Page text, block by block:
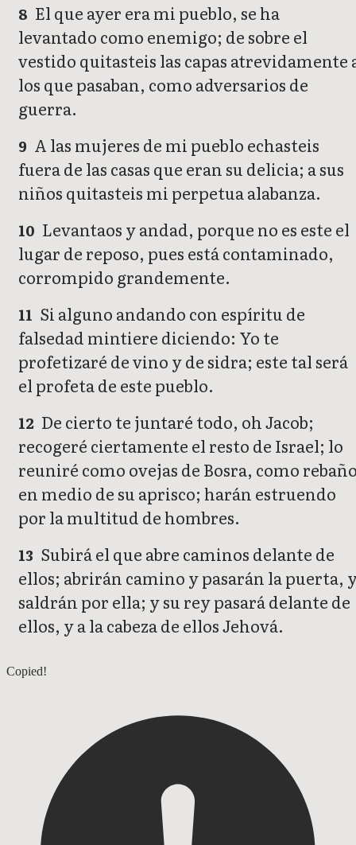
8 El que ayer era mi pueblo, se ha
levantado como enemigo; de sobre el
vestido quitasteis las capas atrevidamente
los que pasaban, como adversarios de
guerra.
9 A las mujeres de mi pueblo echasteis
fuera de las casas que eran su delicia; a sus
niños quitasteis mi perpetua alabanza.
10 Levantaos y andad, porque no es este el
lugar de reposo, pues está contaminado,
corrompido grandemente.
11 Si alguno andando con espíritu de
falsedad mintiere diciendo: Yo te
profetizaré de vino y de sidra; este tal será
el profeta de este pueblo.
12 De cierto te juntaré todo, oh Jacob;
recogeré ciertamente el resto de Israel; lo
reuniré como ovejas de Bosra, como
en medio de su aprisco; harán estruendo
por la multitud de hombres.
13 Subirá el que abre caminos delante de
ellos; abrirán camino y pasarán la puerta,
saldrán por ella; y su rey pasará delante de
ellos, y a la cabeza de ellos Jehová.
Miqueas 1
Copied!